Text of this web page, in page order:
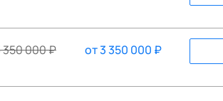
350 000₽ от3 350 000 ₽